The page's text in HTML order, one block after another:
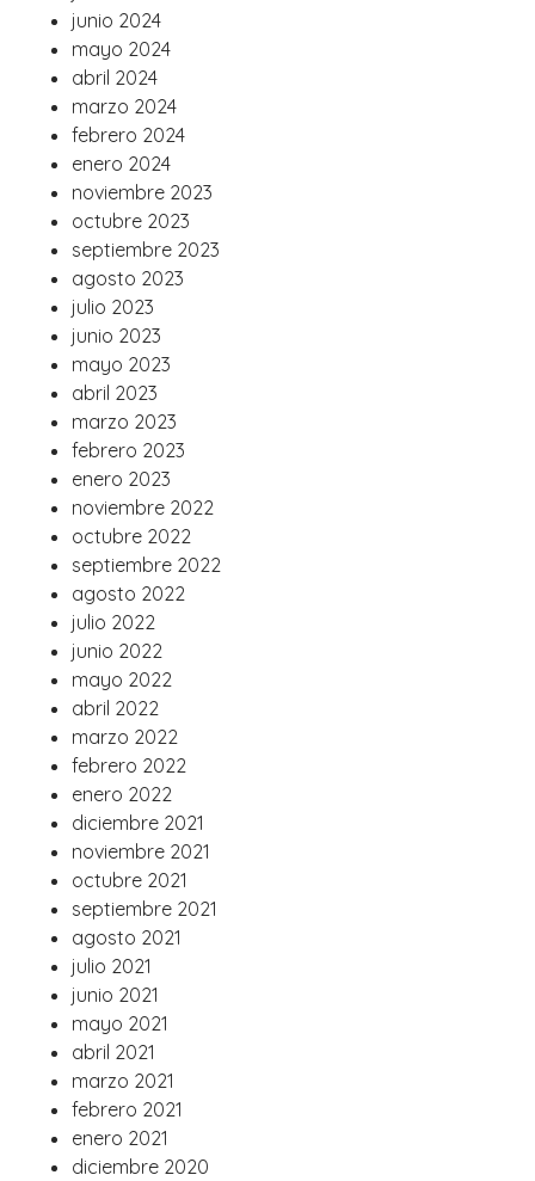
junio 2024
mayo 2024
abril 2024
marzo 2024
febrero 2024
enero 2024
noviembre 2023
octubre 2023
septiembre 2023
agosto 2023
julio 2023
junio 2023
mayo 2023
abril 2023
marzo 2023
febrero 2023
enero 2023
noviembre 2022
octubre 2022
septiembre 2022
agosto 2022
julio 2022
junio 2022
mayo 2022
abril 2022
marzo 2022
febrero 2022
enero 2022
diciembre 2021
noviembre 2021
octubre 2021
septiembre 2021
agosto 2021
julio 2021
junio 2021
mayo 2021
abril 2021
marzo 2021
febrero 2021
enero 2021
diciembre 2020